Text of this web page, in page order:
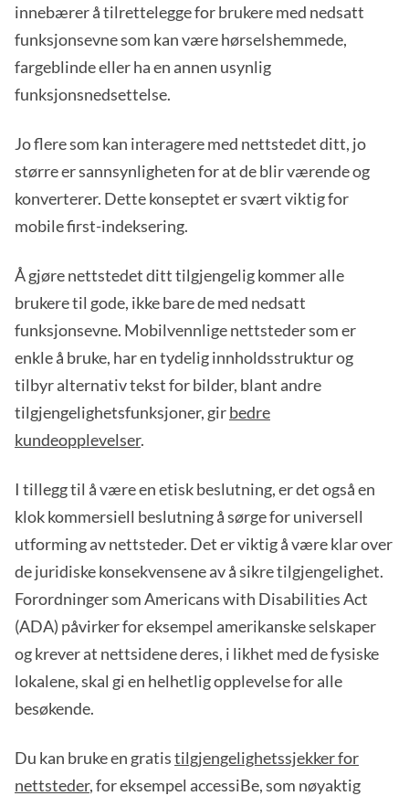
innebærer å tilrettelegge for brukere med nedsatt
funksjonsevne som kan være hørselshemmede,
fargeblinde eller ha en annen usynlig
funksjonsnedsettelse.
Jo flere som kan interagere med nettstedet ditt, jo
større er sannsynligheten for at de blir værende og
konverterer. Dette konseptet er svært viktig for
mobile first-indeksering.
Å gjøre nettstedet ditt tilgjengelig kommer alle
brukere til gode, ikke bare de med nedsatt
funksjonsevne. Mobilvennlige nettsteder som er
enkle å bruke, har en tydelig innholdsstruktur og
tilbyr alternativ tekst for bilder, blant andre
tilgjengelighetsfunksjoner, girbedre
kundeopplevelser.
I tillegg til å være en etisk beslutning, er det også en
klok kommersiell beslutning å sørge for universell
utforming av nettsteder. Det er viktig å være klar over
de juridiske konsekvensene av å sikre tilgjengelighet.
Forordninger som Americans with Disabilities Act
(ADA) påvirker for eksempel amerikanske selskaper
og krever at nettsidene deres, i likhet med de fysiske
lokalene, skal gi en helhetlig opplevelse for alle
besøkende.
Du kan bruke en gratistilgjengelighetssjekker for
nettsteder, for eksempel accessiBe, som nøyaktig